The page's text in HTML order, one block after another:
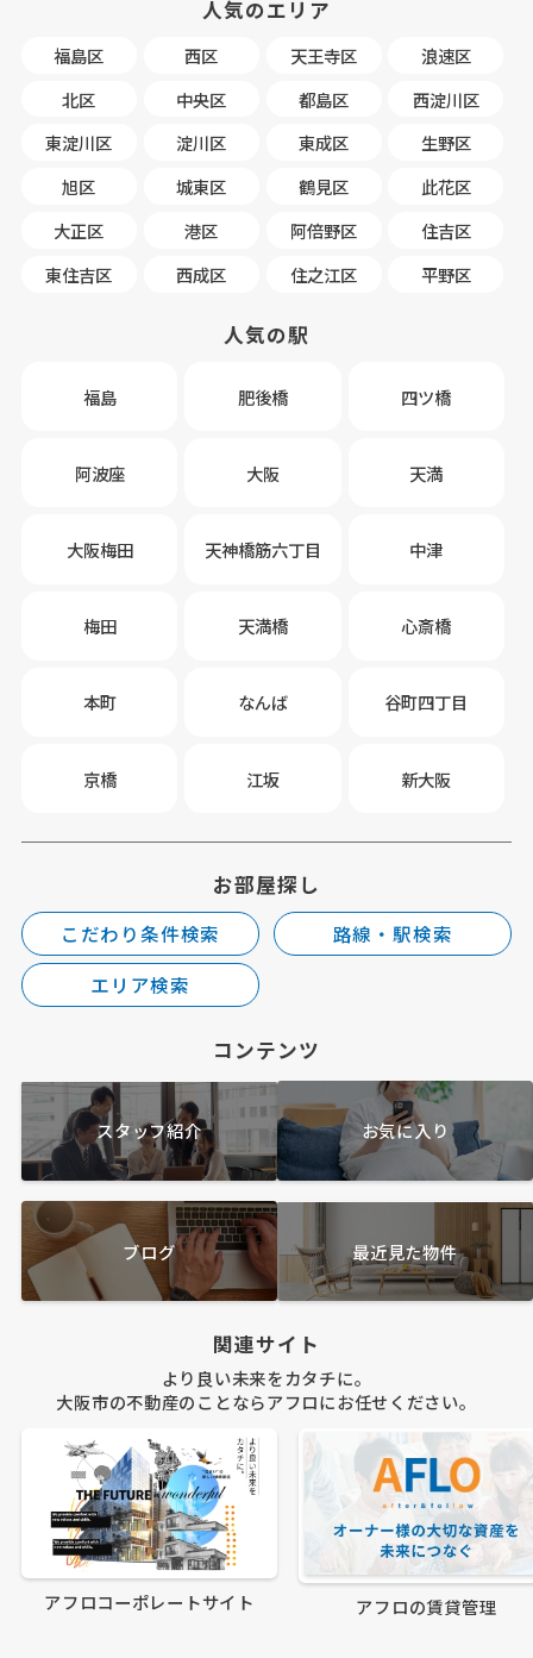
人気のエリア
福島区 西区 天王寺区
浪速区
北区
中央区 都島区
西淀川区
東淀川区
淀川区 東成区
生野区
旭区
城東区 鶴見区
此花区
大正区
港区 阿倍野区
住吉区
東住吉区
西成区 住之江区 平野区
人気の駅
福島 肥後橋 四ツ橋
阿波座 大阪 天満
大阪梅田 天神橋筋六丁目 中津
梅田 天満橋 心斎橋
本町 なんば 谷町四丁目
京橋 江坂 新大阪
お部屋探し
こだわり条件検索
路線・駅検索
エリア検索
コンテンツ
スタッフ紹介 お気に入り
ブログ 最近見た物件
関連サイト
より良い未来をカタチに。
大阪市の不動産のことならアフロにお任せください。
アフロコーポレートサイト アフロの賃貸管理